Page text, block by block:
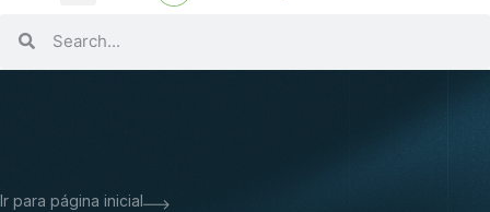
Ir para página inicial